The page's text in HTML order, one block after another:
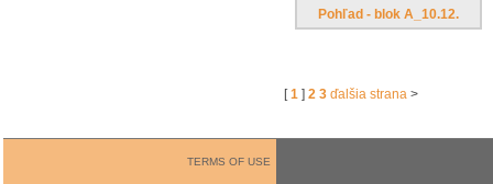
Pohľad - blok A_10.12.
[1 ] 2 3 ďalšia strana >
TERMS OF USE